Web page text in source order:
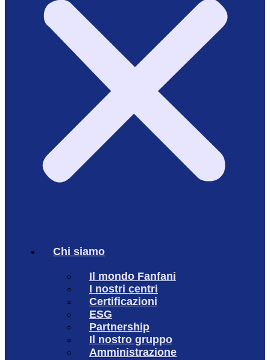
Chi siamo
Il mondo Fanfani
I nostri centri
Certificazioni
ESG
Partnership
Il nostro gruppo
Amministrazione